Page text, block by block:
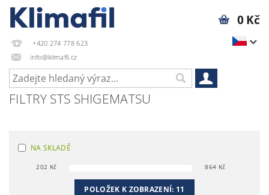
+420 274 778 623
info@klimafil.cz
0 Kč
FILTRY STS SHIGEMATSU
NA SKLADĚ
202 Kč 864 Kč
POLOŽEK K ZOBRAZENÍ: 11